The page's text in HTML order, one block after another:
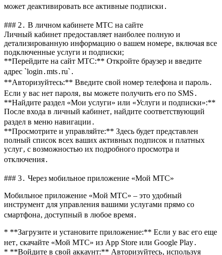
может деактивировать все активные подписки․
### 2․ В личном кабинете МТС на сайте
Личный кабинет предоставляет наиболее полную и
детализированную информацию о вашем номере‚ включая все
подключенные услуги и подписки;
**Перейдите на сайт МТС:** Откройте браузер и введите
адрес `login․mts․ru`․
**Авторизуйтесь:** Введите свой номер телефона и пароль․
Если у вас нет пароля‚ вы можете получить его по SMS․
**Найдите раздел «Мои услуги» или «Услуги и подписки»:**
После входа в личный кабинет‚ найдите соответствующий
раздел в меню навигации․
**Просмотрите и управляйте:** Здесь будет представлен
полный список всех ваших активных подписок и платных
услуг‚ с возможностью их подробного просмотра и
отключения․
### 3․ Через мобильное приложение «Мой МТС»
Мобильное приложение «Мой МТС» – это удобный
инструмент для управления вашими услугами прямо со
смартфона‚ доступный в любое время․
* **Загрузите и установите приложение:** Если у вас его еще
нет‚ скачайте «Мой МТС» из App Store или Google Play․
* **Войдите в свой аккаунт:** Авторизуйтесь‚ используя